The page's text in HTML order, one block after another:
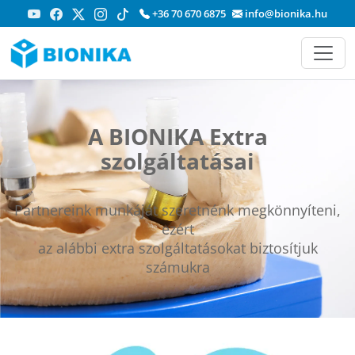
+36 70 670 6875 info@bionika.hu
A BIONIKA Extra
szolgáltatásai
Partnereink munkáját szeretnénk megkönnyíteni,
ezért
az alábbi extra szolgáltatásokat biztosítjuk
számukra